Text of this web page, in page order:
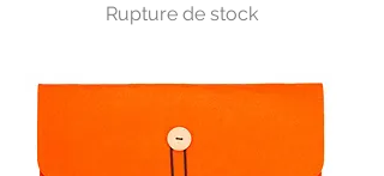
Rupture de stock